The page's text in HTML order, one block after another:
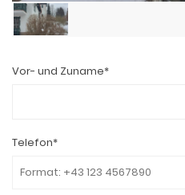
Vor- und Zuname*
Telefon*